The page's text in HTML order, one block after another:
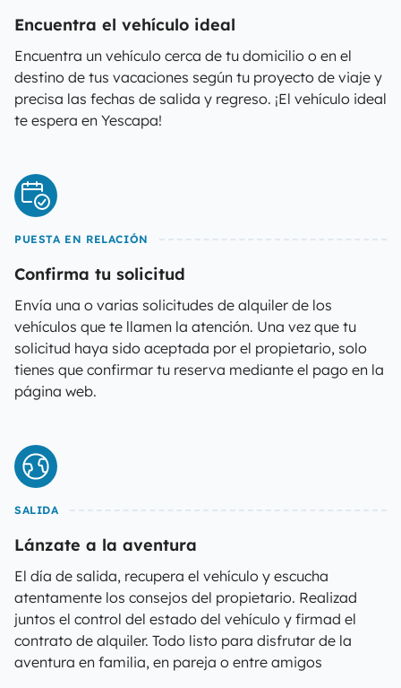
Encuentra el vehículo ideal
Encuentra un vehículo cerca de tu domicilio o en el
destino de tus vacaciones según tu proyecto de viaje y
precisa las fechas de salida y regreso. ¡El vehículo ideal
te espera en Yescapa!
PUESTA EN RELACIÓN
Confirma tu solicitud
Envía una o varias solicitudes de alquiler de los
vehículos que te llamen la atención. Una vez que tu
solicitud haya sido aceptada por el propietario, solo
tienes que confirmar tu reserva mediante el pago en la
página web.
SALIDA
Lánzate a la aventura
El día de salida, recupera el vehículo y escucha
atentamente los consejos del propietario. Realizad
juntos el control del estado del vehículo y firmad el
contrato de alquiler. Todo listo para disfrutar de la
aventura en familia, en pareja o entre amigos